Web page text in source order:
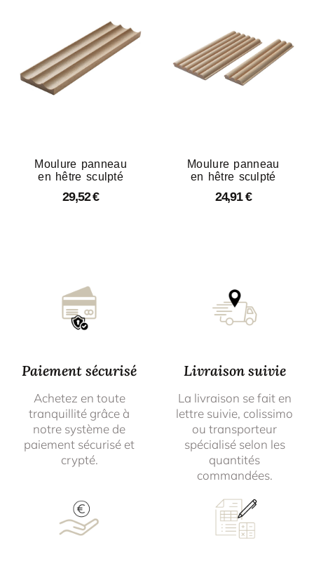
Moulure panneau
en hêtre sculpté
29,52€
Moulure panneau
en hêtre sculpté
24,91€
Paiement sécurisé
Achetez en toute
tranquillité grâce à
notre système de
paiement sécurisé et
crypté.
Livraison suivie
La livraison se fait en
lettre suivie, colissimo
ou transporteur
spécialisé selon les
quantités
commandées.